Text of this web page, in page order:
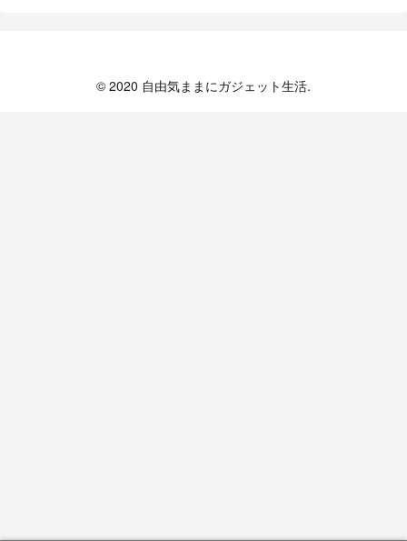
© 2020 自由気ままにガジェット生活.